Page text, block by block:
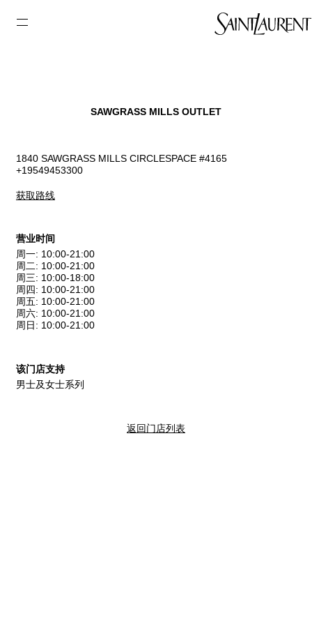
SAWGRASS MILLS OUTLET
1840 SAWGRASS MILLS CIRCLESPACE #4165
+19549453300
获取路线
营业时间
周一: 10:00-21:00
周二: 10:00-21:00
周三: 10:00-18:00
周四 : 10:00-21:00
周五: 10:00-21:00
周六: 10:00-21:00
周日 : 10:00-21:00
该门店支持
男士及女士系列
返回门店列表